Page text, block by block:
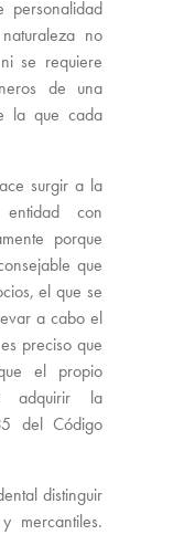
personalidad
no
se requiere
de una
la que cada
surgir a la
con
porque
que
el que se
a cabo el
preciso que
el propio
adquirir la
del Código
distinguir
mercantiles.